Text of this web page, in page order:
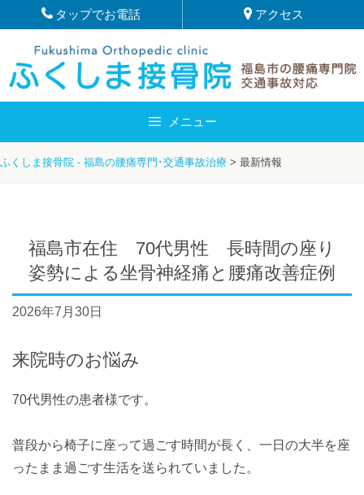
to
content
タップでお電話 アクセス
メニュー
ふくしま接骨院 - 福島の腰痛専門･交通事故治療 > 最新情報
福島市在住 70代男性 長時間の座り
姿勢による坐骨神経痛と腰痛改善症例
2026年7月30日
来院時のお悩み
70代男性の患者様です。
普段から椅子に座って過ごす時間が長く、一日の大半を座
ったまま過ごす生活を送られていました。